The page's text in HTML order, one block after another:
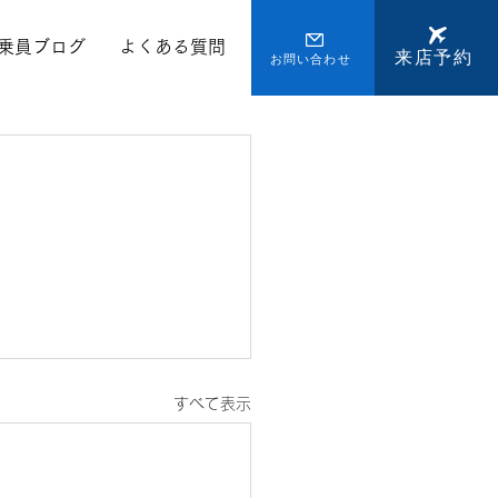
員ブログ よくある質問
お問い合わせ 来店予約
すべて表示